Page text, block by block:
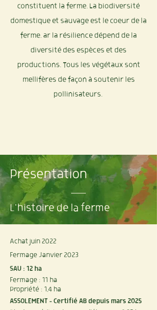
constituent la ferme. La biodiversité
domestique et sauvage est le coeur de la
ferme. ar la résilience dépend de la
diversité des espèces et des
productions. Tous les végétaux sont
mellifères de façon à soutenir les
pollinisateurs.
Présentation
L'histoire de la ferme
Achat juin 2022
Fermage Janvier 2023
SAU : 12 ha
Fermage : 11 ha
Propriété : 1,4 ha
ASSOLEMENT - Certifié AB depuis mars 2025